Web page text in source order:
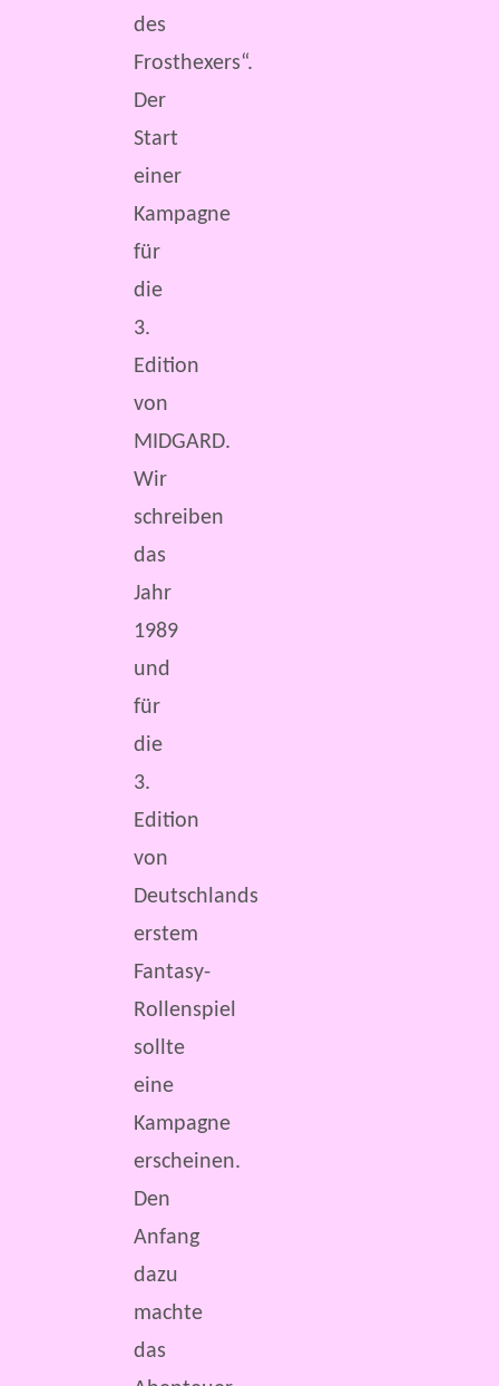
des
Frosthexers“.
Der
Start
einer
Kampagne
für
die
3.
Edition
von
MIDGARD.
Wir
schreiben
das
Jahr
1989
und
für
die
3.
Edition
von
Deutschlands
erstem
Fantasy-
Rollenspiel
sollte
eine
Kampagne
erscheinen.
Den
Anfang
dazu
machte
das